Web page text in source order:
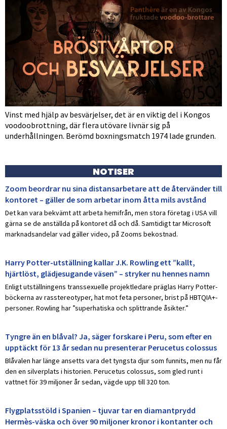
Vinst med hjälp av besvärjelser, det är en viktig del i Kongos
voodoobrottning, där flera utövare livnär sig på
underhållningen. Berömd boxningsmatch 1974 lade grunden.
NOTISER
Zoom beordrar nu sina distansarbetare att de återvänder till
kontoret – gäller de som arbetar inom åtta mils avstånd
Det kan vara bekvämt att arbeta hemifrån, men stora företag i USA vill
gärna se de anställda på kontoret då och då. Samtidigt tar Microsoft
marknadsandelar vad gäller video, på Zooms bekostnad.
Harry Potter-utställning kallar J.K. Rowling ett ”kallt,
hjärtlöst, glädjesugande väsen” – stryker nu hennes namn
Enligt utställningens transsexuelle projektledare präglas Harry Potter-
böckerna av rasstereotyper, hat mot feta personer, brist på HBTQIA+-
personer. Rowling har ”superhatiska och splittrande åsikter.”
Tyngre än en blåval? Ja, säger forskare i Peru, som efter en
upptäckt för 13 år sedan nu presenterar Perucetus colossus
Blåvalen har länge ansetts vara det tyngsta djur som funnits, men nu får
den en silverplats i historien. Perucetus colossus, som gled runt i
vattnet för 39 miljoner år sedan, vägde upp till 320 ton.
Flygplatsstöld i Spanien – tjuvar tar en diamantprydd
Hermès-väska och över 90 miljoner kronor i kontanter och